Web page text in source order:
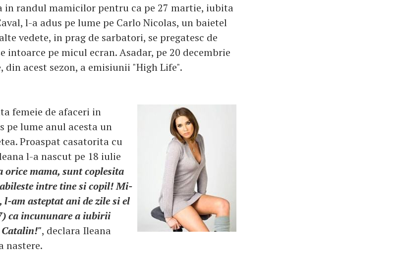
in randul mamicilor pentru ca pe 27 martie, iubita
l-a adus pe lume pe Carlo Nicolas, un baietel
vedete, in prag de sarbatori, se pregatesc de
intoarce pe micul ecran. Asadar, pe 20 decembrie
acest sezon, a emisiunii "High Life".
femeie de afaceri in
pe lume anul acesta un
Proaspat casatorita cu
l-a nascut pe 18 iulie
orice mama, sunt coplesita
intre tine si copil! Mi-
am asteptat ani de zile si el
ca incununare a iubirii
, declara Ileana
nastere.